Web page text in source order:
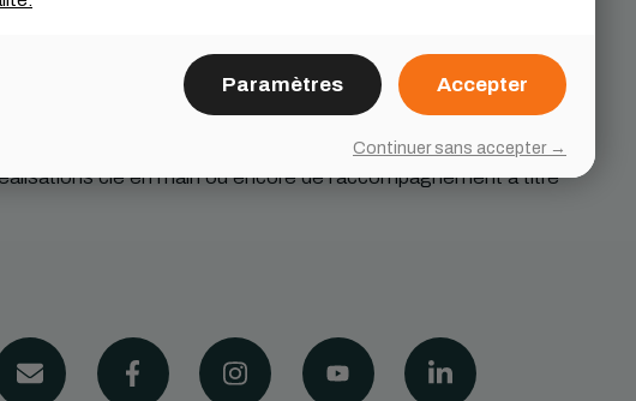
conception et la création de parcs de vélo appelé Pumptrack.
du projet de l’idéation, à la conception et la gestion de
clé en main ou encore de l’accompagnement à titre
Paramètres Accepter
Continuer sans accepter →